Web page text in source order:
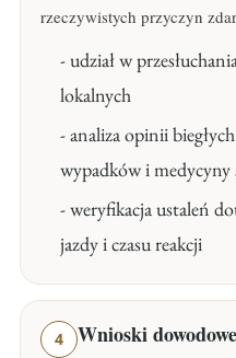
rzeczywistych przyczyn
- udział w
lokalnych
- analiza opinii
wypadków i medycyny
- weryfikacja ustaleń
jazdy i czasu reakcji
4 Wnioski